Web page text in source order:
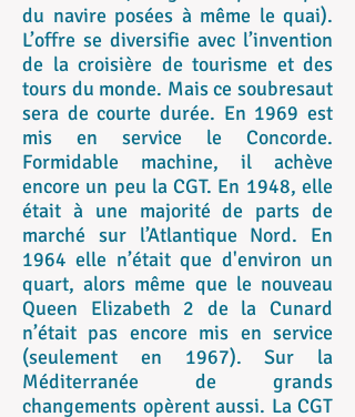
du navire posées à même le quai).
L’offre se diversifie avec l’invention
de la croisière de tourisme et des
tours du monde. Mais ce soubresaut
sera de courte durée. En 1969 est
mis en service le Concorde.
Formidable machine, il achève
encore un peu la CGT. En 1948, elle
était à une majorité de parts de
marché sur l’Atlantique Nord. En
1964 elle n’était que d'environ un
quart, alors même que le nouveau
Queen Elizabeth 2 de la Cunard
n’était pas encore mis en service
(seulement en 1967). Sur la
Méditerranée de grands
changements opèrent aussi. La CGT